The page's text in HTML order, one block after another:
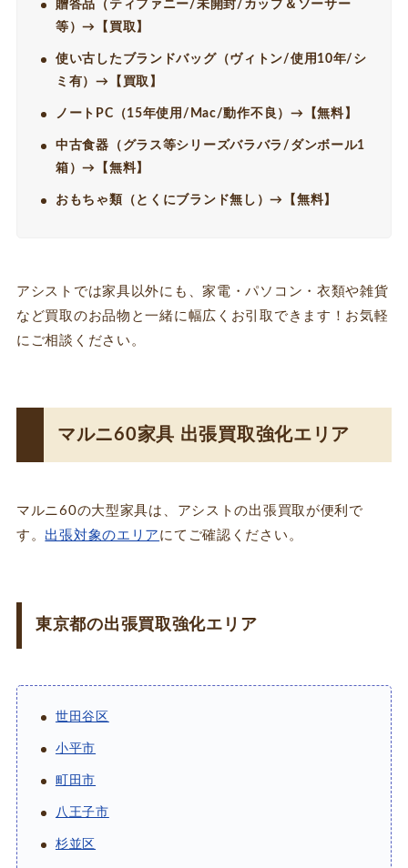
贈答品（ティファニー/未開封/カップ＆ソーサー
等）→【買取】
使い古したブランドバッグ（ヴィトン/使用10年/シ
ミ有）→【買取】
ノートPC（15年使用/Mac/動作不良）→【無料】
中古食器（グラス等シリーズバラバラ/ダンボール1
箱）→【無料】
おもちゃ類（とくにブランド無し）→【無料】
アシストでは家具以外にも、家電・パソコン・衣類や雑貨
など買取のお品物と一緒に幅広くお引取できます！お気軽
にご相談ください。
マルニ60家具 出張買取強化エリア
マルニ60の大型家具は、アシストの出張買取が便利で
す。 出張対象のエリア にてご確認ください。
東京都の出張買取強化エリア
世田谷区
小平市
町田市
八王子市
杉並区